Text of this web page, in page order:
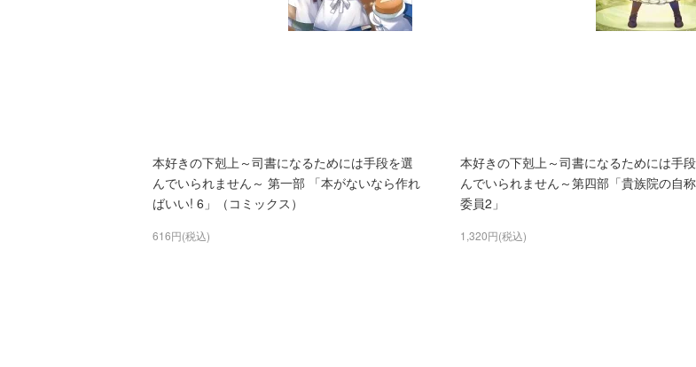
本好きの下剋上～司書になるためには手段を選
んでいられません～ 第一部 「本がないなら作れ
ばいい! 6」（コミックス）
616円(税込)
本好きの下剋上～司書になるためには手
んでいられません～第四部「貴族院の自
委員2」
1,320円(税込)